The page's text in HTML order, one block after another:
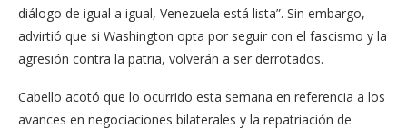
diálogo de igual a igual, Venezuela está lista”. Sin embargo,
advirtió que si Washington opta por seguir con el fascismo y la
agresión contra la patria, volverán a ser derrotados.
Cabello acotó que lo ocurrido esta semana en referencia a los
avances en negociaciones bilaterales y la repatriación de